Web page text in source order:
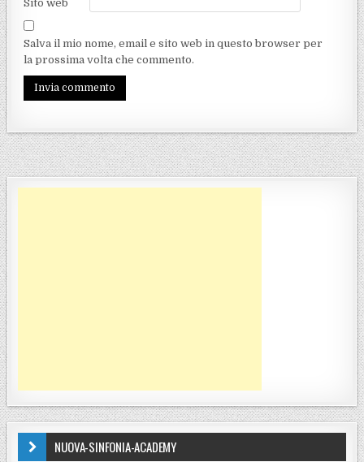
Sito web
Salva il mio nome, email e sito web in questo browser per
la prossima volta che commento.
NUOVA-SINFONIA-ACADEMY